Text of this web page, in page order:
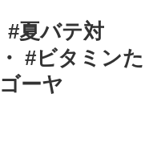
#夏バテ対
#ビタミンた
ーヤ